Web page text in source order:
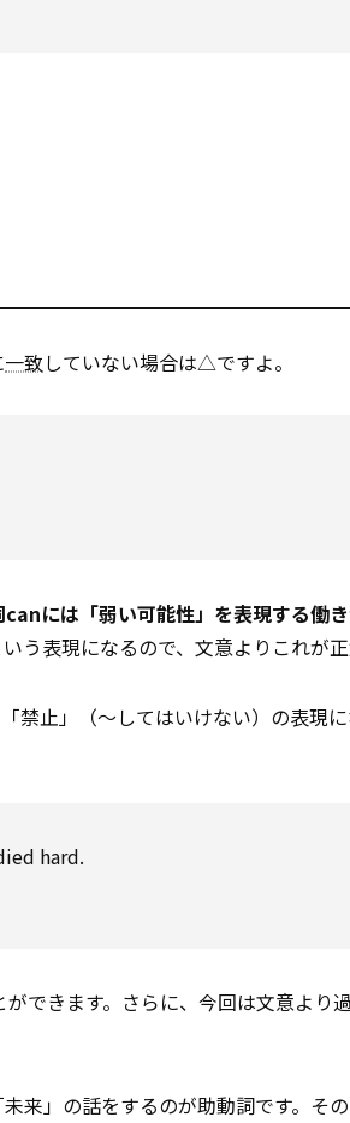
一致していない場合は△ですよ。
canには「弱い可能性」を表現する働き
う表現になるので、文意よりこれが正
禁止」（～してはいけない）の表現
hard.
ができます。さらに、今回は文意より
来」の話をするのが助動詞です。そ